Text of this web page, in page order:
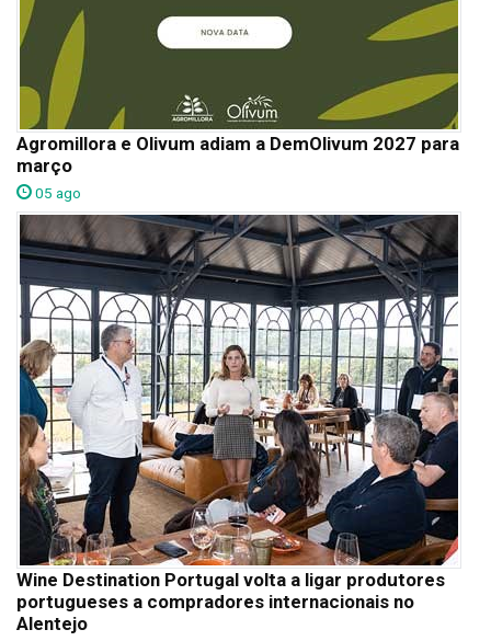
Agromillora e Olivum adiam a DemOlivum 2027 para
março
05 ago
Wine Destination Portugal volta a ligar produtores
portugueses a compradores internacionais no
Alentejo